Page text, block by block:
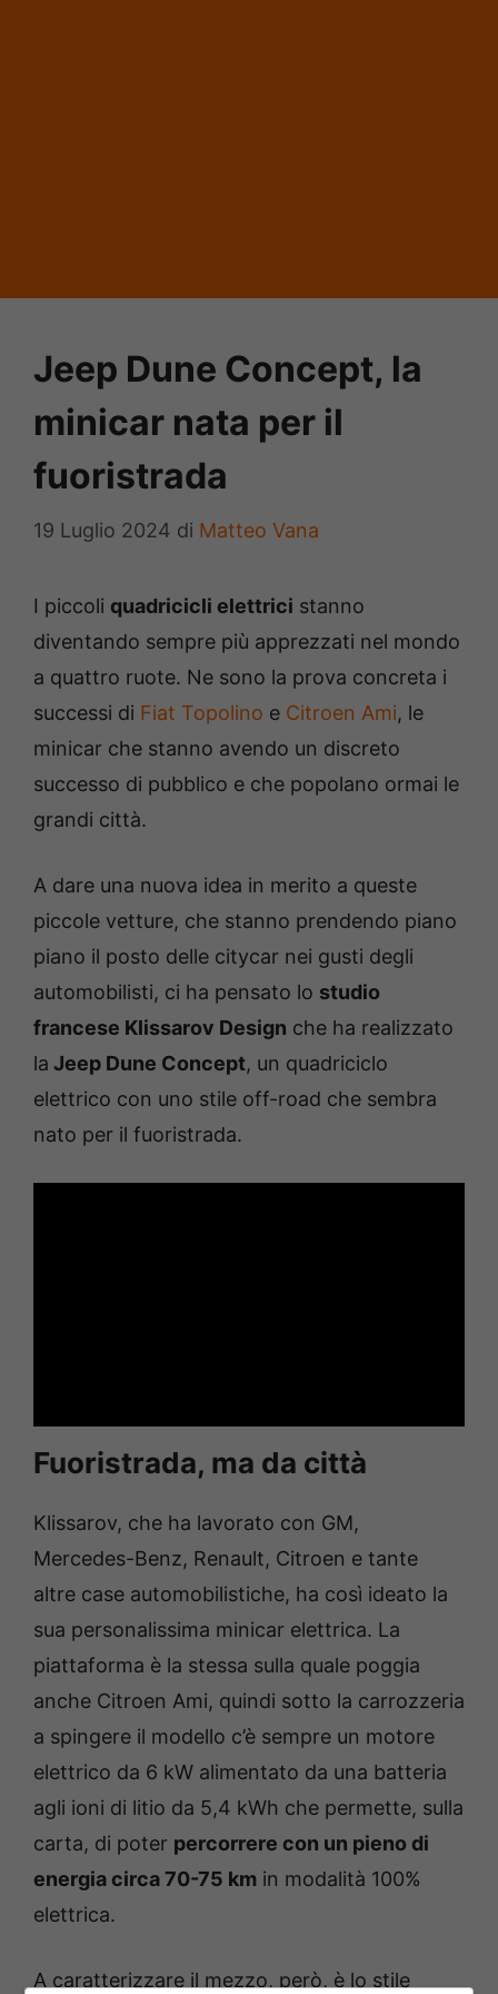
Jeep Dune Concept, la
minicar nata per il
fuoristrada
19 Luglio 2024 di Matteo Vana
I piccoli quadricicli elettrici stanno
diventando sempre più apprezzati nel mondo
a quattro ruote. Ne sono la prova concreta i
successi di Fiat Topolino e Citroen Ami, le
minicar che stanno avendo un discreto
successo di pubblico e che popolano ormai le
grandi città.
A dare una nuova idea in merito a queste
piccole vetture, che stanno prendendo piano
piano il posto delle citycar nei gusti degli
automobilisti, ci ha pensato lo studio
francese Klissarov Design che ha realizzato
la Jeep Dune Concept, un quadriciclo
elettrico con uno stile off-road che sembra
nato per il fuoristrada.
Fuoristrada, ma da città
Klissarov, che ha lavorato con GM,
Mercedes-Benz, Renault, Citroen e tante
altre case automobilistiche, ha così ideato la
sua personalissima minicar elettrica. La
piattaforma è la stessa sulla quale poggia
anche Citroen Ami, quindi sotto la carrozzeria
a spingere il modello c’è sempre un motore
elettrico da 6 kW alimentato da una batteria
agli ioni di litio da 5,4 kWh che permette, sulla
carta, di poter percorrere con un pieno di
energia circa 70-75 km in modalità 100%
elettrica.
A caratterizzare il mezzo, però, è lo stile